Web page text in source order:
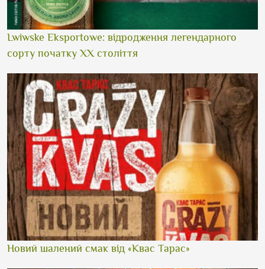
Lwiwske Eksportowe: відродження легендарного
сорту початку XX століття
Новий шалений смак від «Квас Тарас»